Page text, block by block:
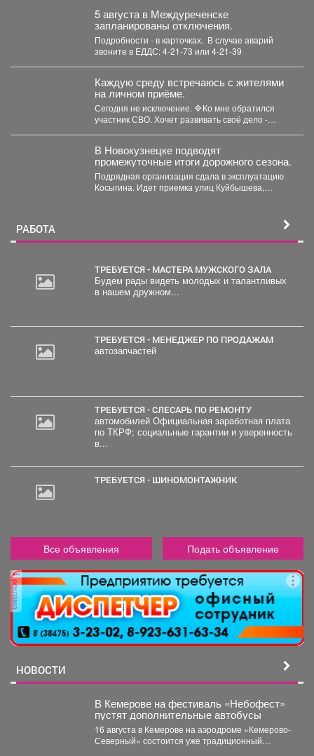
5 августа в Междуреченске
запланированы отключения.
Подробности - в карточках. ️ В случае аварий
звоните в ЕДДС: 4-21-73 или 4-21-39
Каждую среду встречаюсь с жителями
на личном приёме.
Сегодня не исключение. 🔷Ко мне обратился
участник СВО. Хочет развивать своё дело -
В Новокузнецке подводят
промежуточные итоги дорожного сезона.
Подрядная организация сдала в эксплуатацию
Косыгина. Идет приемка улиц Куйбышева,
РАБОТА
ТРЕБУЕТСЯ - МАСТЕРА МУЖСКОГО ЗАЛА
Будем рады видеть молодых и талантливых
в нашем дружном...
ТРЕБУЕТСЯ - МЕНЕДЖЕР ПО ПРОДАЖАМ
автозапчастей
ТРЕБУЕТСЯ - СЛЕСАРЬ ПО РЕМОНТУ
автомобилей Официальная заработная плата
по ТКРФ; социальные гарантии и уверенность
в...
ТРЕБУЕТСЯ - ШИНОМОНТАЖНИК
Все объявления Подать объявление
реклама
НОВОСТИ
В Кемерове на фестиваль «Небофест»
пустят дополнительные автобусы
16 августа в Кемерове на аэродроме «Кемерово-
Северный» состоится уже традиционный